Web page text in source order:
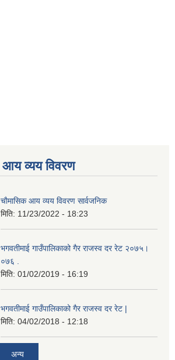
आय व्यय विवरण
चाैमासिक आय व्यय विवरण सार्वजनिक
मिति: 11/23/2022 - 18:23
भगवतीमाई गाउँपालिकाको गैर राजस्व दर रेट २०७५।
०७६ .
मिति: 01/02/2019 - 16:19
भगवतीमाई गाउँपालिकाको गैर राजस्व दर रेट |
मिति: 04/02/2018 - 12:18
अन्य